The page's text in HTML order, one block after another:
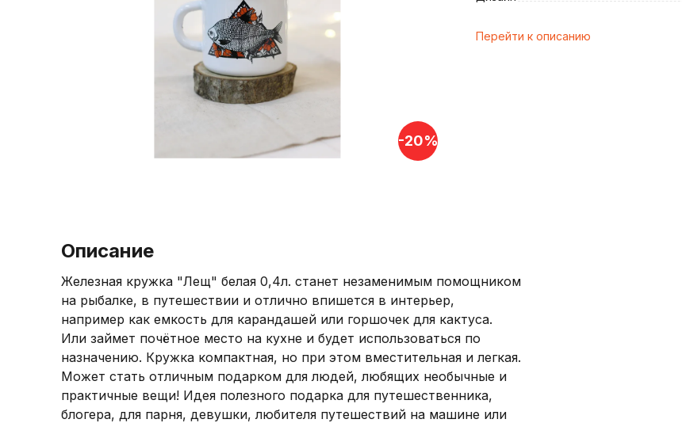
Биографии и мемуары
Подарочный шоколад
Маршмэллоу
Арахисовая паста
Настольные игры
Виниловые проигрыватели и пластинки
Игровые приставки
-20%
Перейти к описанию
Описание
Железная кружка "Лещ" белая 0,4л. станет незаменимым помощником
на рыбалке, в путешествии и отлично впишется в интерьер,
например как емкость для карандашей или горшочек для кактуса.
Или займет почётное место на кухне и будет использоваться по
назначению. Кружка компактная, но при этом вместительная и легкая.
Может стать отличным подарком для людей, любящих необычные и
практичные вещи! Идея полезного подарка для путешественника,
блогера, для парня, девушки, любителя путешествий на машине или